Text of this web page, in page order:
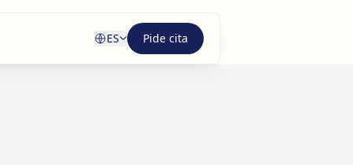
ES Pide cita